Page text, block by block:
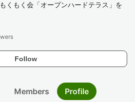
くもく会「オープンハードテラス」を
Follow
Members Profile